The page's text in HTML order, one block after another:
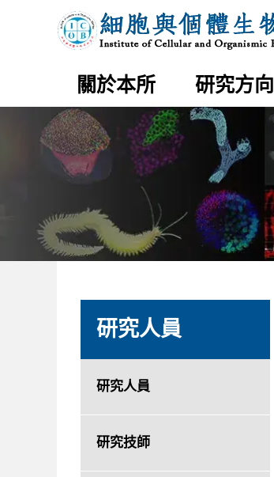
人
員
｜
研
究
院
細
研
究
所
關於本所 研究方向
研究人員
研究人員
研究技師